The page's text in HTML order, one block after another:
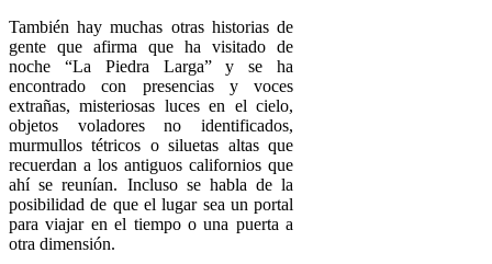
También hay muchas otras historias de
gente que afirma que ha visitado de
noche “La Piedra Larga” y se ha
encontrado con presencias y voces
extrañas, misteriosas luces en el cielo,
objetos voladores no identificados,
murmullos tétricos o siluetas altas que
recuerdan a los antiguos californios que
ahí se reunían. Incluso se habla de la
posibilidad de que el lugar sea un portal
para viajar en el tiempo o una puerta a
otra dimensión.